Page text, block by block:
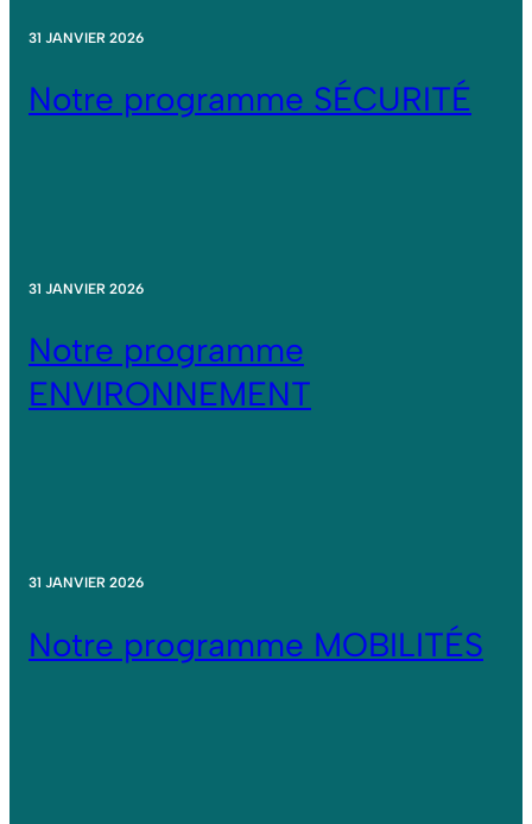
31 JANVIER 2026
Notre programme SÉCURITÉ
31 JANVIER 2026
Notre programme
ENVIRONNEMENT
31 JANVIER 2026
Notre programme MOBILITÉS